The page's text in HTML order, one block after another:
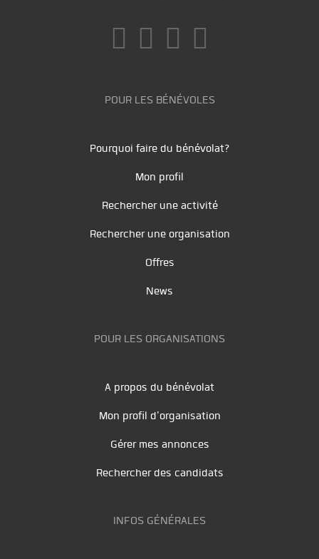
POUR LES BÉNÉVOLES
Pourquoi faire du bénévolat?
Mon profil
Rechercher une activité
Rechercher une organisation
Offres
News
POUR LES ORGANISATIONS
A propos du bénévolat
Mon profil d'organisation
Gérer mes annonces
Rechercher des candidats
INFOS GÉNÉRALES